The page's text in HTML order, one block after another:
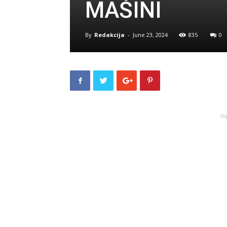
MAŠINI
By Redakcija - June 23, 2024 835 0